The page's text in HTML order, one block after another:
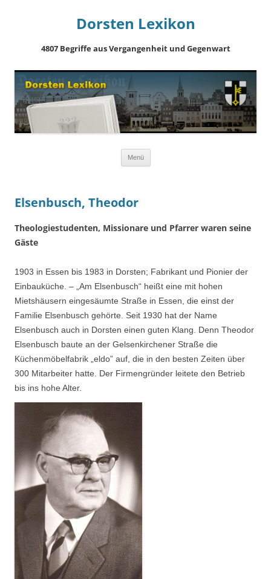
Dorsten Lexikon
4807 Begriffe aus Vergangenheit und Gegenwart
Menü
Elsenbusch, Theodor
Theologiestudenten, Missionare und Pfarrer waren seine
Gäste
1903 in Essen bis 1983 in Dorsten; Fabrikant und Pionier der
Einbauküche. – „Am Elsenbusch“ heißt eine mit hohen
Mietshäusern eingesäumte Straße in Essen, die einst der
Familie Elsenbusch gehörte. Seit 1930 hat der Name
Elsenbusch auch in Dorsten einen guten Klang. Denn Theodor
Elsenbusch baute an der Gelsenkirchener Straße die
Küchenmöbelfabrik „­eldo” auf, die in den besten Zeiten über
300 Mitarbeiter hatte. Der Firmengründer leitete den Betrieb
bis ins hohe Alter.